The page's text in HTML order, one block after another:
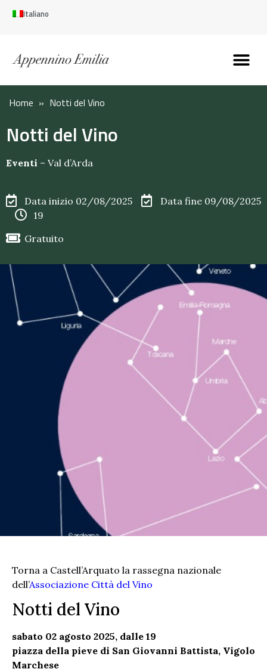
Italiano
Home » Notti del Vino
Notti del Vino
Eventi – Val d’Arda
Data inizio 02/08/2025
Data fine 09/08/2025
19
Gratuito
Torna a Castell’Arquato la rassegna nazionale
dell’Associazione Città del Vino
Notti del Vino
sabato 02 agosto 2025, dalle 19
piazza della pieve di San Giovanni Battista, Vigolo
Marchese